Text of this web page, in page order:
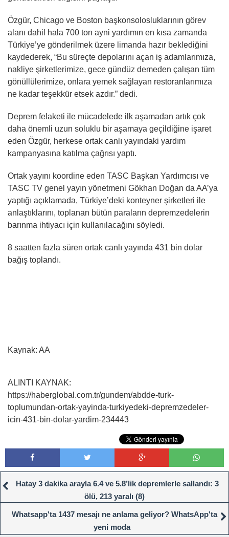
Özgür, Chicago ve Boston başkonsolosluklarının görev
alanı dahil hala 700 ton ayni yardımın en kısa zamanda
Türkiye’ye gönderilmek üzere limanda hazır beklediğini
kaydederek, “Bu süreçte depolarını açan iş adamlarımıza,
nakliye şirketlerimize, gece gündüz demeden çalışan tüm
gönüllülerimize, onlara yemek sağlayan restoranlarımıza
ne kadar teşekkür etsek azdır.” dedi.
Deprem felaketi ile mücadelede ilk aşamadan artık çok
daha önemli uzun soluklu bir aşamaya geçildiğine işaret
eden Özgür, herkese ortak canlı yayındaki yardım
kampanyasına katılma çağrısı yaptı.
Ortak yayını koordine eden TASC Başkan Yardımcısı ve
TASC TV genel yayın yönetmeni Gökhan Doğan da AA’ya
yaptığı açıklamada, Türkiye’deki konteyner şirketleri ile
anlaştıklarını, toplanan bütün paraların depremzedelerin
barınma ihtiyacı için kullanılacağını söyledi.
8 saatten fazla süren ortak canlı yayında 431 bin dolar
bağış toplandı.
Kaynak: AA
ALINTI KAYNAK:
https://haberglobal.com.tr/gundem/abdde-turk-
toplumundan-ortak-yayinda-turkiyedeki-depremzedeler-
icin-431-bin-dolar-yardim-234443
Hatay 3 dakika arayla 6.4 ve 5.8’lik depremlerle sallandı: 3
ölü, 213 yaralı (8)
Whatsapp'ta 1437 mesajı ne anlama geliyor? WhatsApp'ta
yeni moda